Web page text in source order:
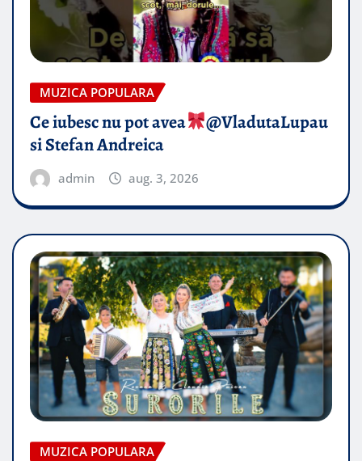
MUZICA POPULARA
Ce iubesc nu pot avea
​@VladutaLupau
si Stefan Andreica
admin aug. 3, 2026
MUZICA POPULARA